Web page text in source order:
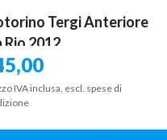
Tergi Anteriore
Rio 2012
IVA inclusa, escl. spese di